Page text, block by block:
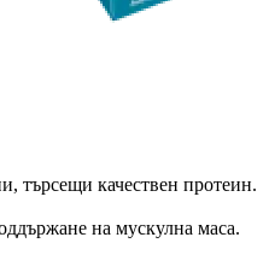
търсещи качествен протеин.
на мускулна маса.